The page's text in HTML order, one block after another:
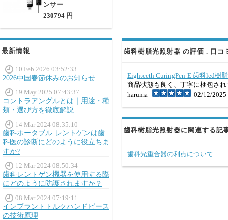
ンサー
230794 円
最新情報
10 Feb 2026 03:52:33
2026中国春節休みのお知らせ
19 May 2025 07:43:37
コントラアングルとは｜用途・種
類・選び方を徹底解説
14 Mar 2024 08:35:10
歯科ポータブル レントゲンは歯
科医の診断にどのように役立ちま
すか?
12 Mar 2024 08:50:34
歯科レントゲン機器を使用する際
にどのように防護されますか？
08 Mar 2024 07:19:11
インプラントトルクハンドピース
の技術原理
歯科樹脂光照射器 の評価 . 口コ
Eighteeth CuringPen-E 歯科led樹
商品状態も良く、丁寧に梱包さ
haruma
02/12/2025
歯科樹脂光照射器に関連する記
歯科光重合器の利点について